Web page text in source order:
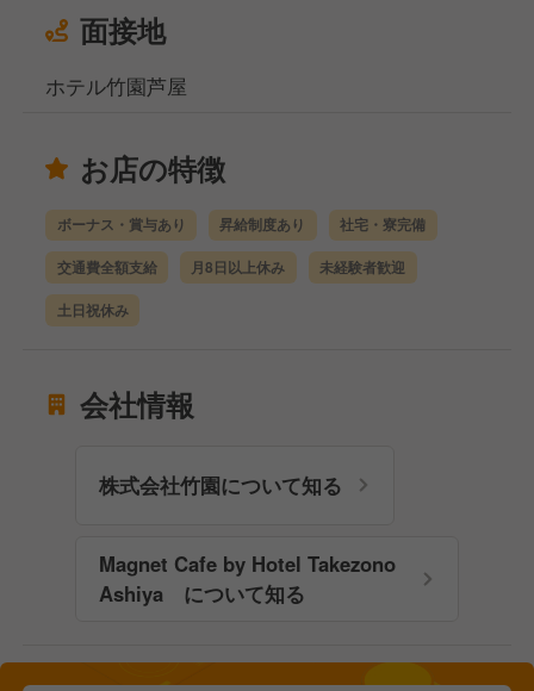
面接地
ホテル竹園芦屋
お店の特徴
ボーナス・賞与あり 昇給制度あり 社宅・寮完備
交通費全額支給 月8日以上休み 未経験者歓迎
土日祝休み
会社情報
株式会社竹園について知る
Magnet Cafe by Hotel Takezono
Ashiya について知る